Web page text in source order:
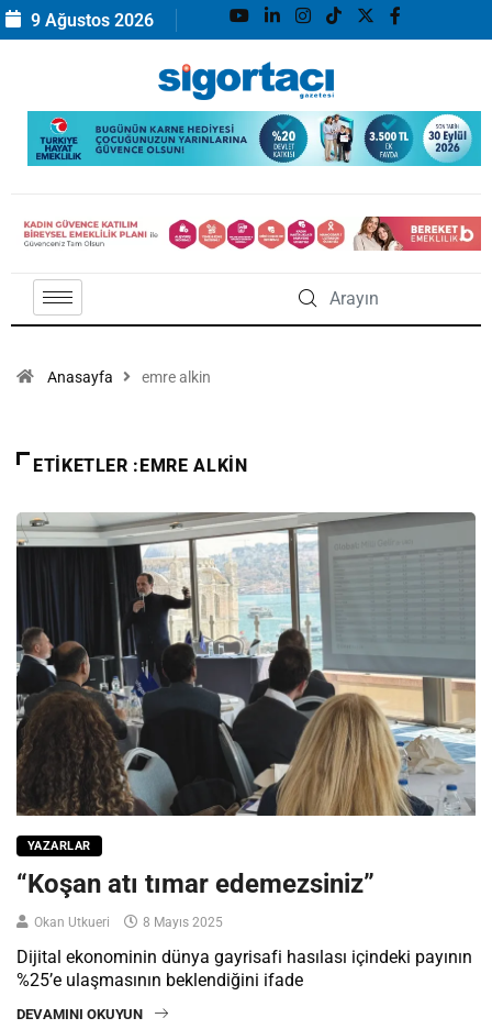
9 Ağustos 2026
Anasayfa emre alkin
ETIKETLER :EMRE ALKIN
YAZARLAR
“Koşan atı tımar edemezsiniz”
Okan Utkueri 8 Mayıs 2025
Dijital ekonominin dünya gayrisafi hasılası içindeki payının
%25’e ulaşmasının beklendiğini ifade
DEVAMINI OKUYUN